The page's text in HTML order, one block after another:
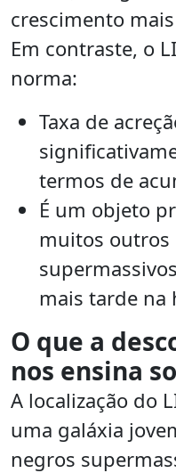
crescimento
Em contraste, o
norma:
Taxa de
termos de
É um objeto
muitos outros
mais tarde na
O que a
nos ensina
A localização do
uma galáxia
negros